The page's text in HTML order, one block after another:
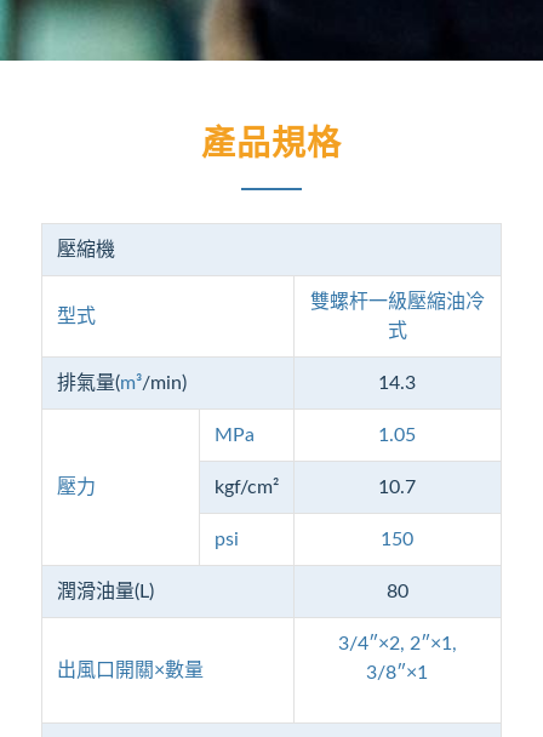
產品規格
壓縮機
型式
雙螺杆一級壓縮油冷
式
排氣量(m³/min) 14.3
壓力
MPa 1.05
kgf/cm² 10.7
psi 150
潤滑油量(L) 80
出風口開關×數量
3/4″×2, 2″×1,
3/8″×1